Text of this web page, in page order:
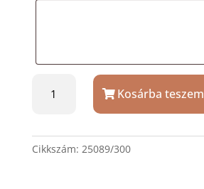
üditős
Bar
Kosárba teszem
Cikkszám: 25089/300